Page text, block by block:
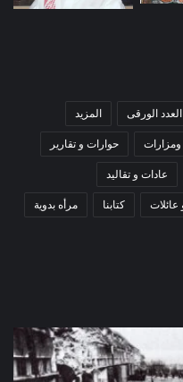
العدد الورقى المزيد
ومزارات حوارات و تقارير
عادات و تقاليد
عائلات كتابنا مرأه بدوية